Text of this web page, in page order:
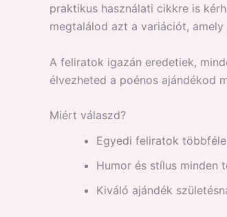
praktikus használati cikkre is
megtalálod azt a variációt,
A feliratok igazán eredetiek,
élvezheted a poénos ajándékod
Miért válaszd?
Egyedi feliratok
Humor és stílus minden
Kiváló ajándék